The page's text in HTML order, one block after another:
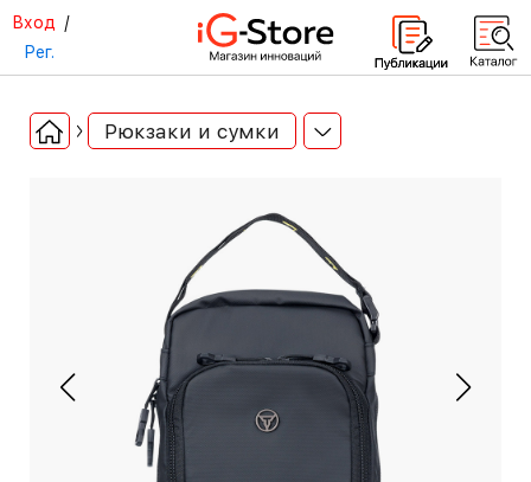
Вход /
Рег.
Рюкзаки и сумки